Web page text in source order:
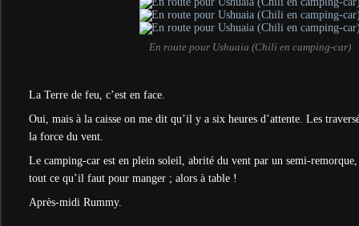
En route pour Ushuaia (Chili en camping-car)
La Terre de feu, c’est en face.
Oui, mais à la caisse on me dit qu’il y a six heures d’attente. Les
la force du vent.
Le camping-car est en plein soleil, abrité du vent par un semi-remorque,
tout ce qu’il faut pour manger ; alors à table !
Après-midi Rummy.